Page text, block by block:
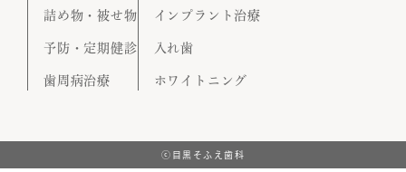
詰め物・被せ物
予防・定期健診
歯周病治療
インプラント治療
入れ歯
ホワイトニング
ⓒ目黒そふえ歯科